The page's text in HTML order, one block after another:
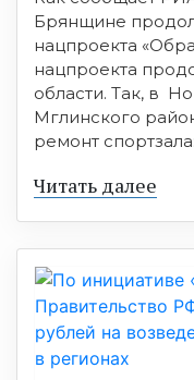
Брянщине
нацпроекта
нацпроекта
области. Так, в
Мглинского
ремонт спортзала:
Читать далее